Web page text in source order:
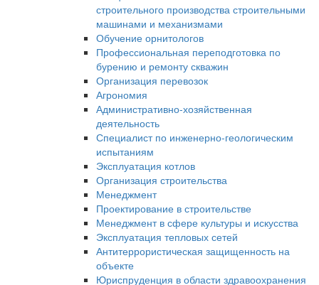
строительного производства строительными
машинами и механизмами
Обучение орнитологов
Профессиональная переподготовка по
бурению и ремонту скважин
Организация перевозок
Агрономия
Административно-хозяйственная
деятельность
Специалист по инженерно-геологическим
испытаниям
Эксплуатация котлов
Организация строительства
Менеджмент
Проектирование в строительстве
Менеджмент в сфере культуры и искусства
Эксплуатация тепловых сетей
Антитеррористическая защищенность на
объекте
Юриспруденция в области здравоохранения